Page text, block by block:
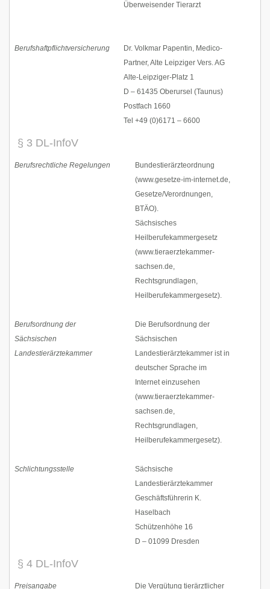
Überweisender Tierarzt
Berufshaftpflichtversicherung
Dr. Volkmar Papentin, Medico-
Partner, Alte Leipziger Vers. AG
Alte-Leipziger-Platz 1
D – 61435 Oberursel (Taunus)
Postfach 1660
Tel +49 (0)6171 – 6600
§ 3 DL-InfoV
Berufsrechtliche Regelungen
Bundestierärzteordnung
(www.gesetze-im-internet.de,
Gesetze/Verordnungen,
BTÄO).
Sächsisches
Heilberufekammergesetz
(www.tieraerztekammer-
sachsen.de,
Rechtsgrundlagen,
Heilberufekammergesetz).
Berufsordnung der
Sächsischen
Landestierärztekammer
Die Berufsordnung der
Sächsischen
Landestierärztekammer ist in
deutscher Sprache im
Internet einzusehen
(www.tieraerztekammer-
sachsen.de,
Rechtsgrundlagen,
Heilberufekammergesetz).
Schlichtungsstelle
Sächsische
Landestierärztekammer
Geschäftsführerin K.
Haselbach
Schützenhöhe 16
D – 01099 Dresden
§ 4 DL-InfoV
Preisangabe Die Vergütung tierärztlicher